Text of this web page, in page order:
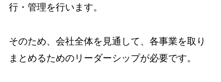
行・管理を行います。
そのため、会社全体を見通して、各事業を取り
まとめるためのリーダーシップが必要です。